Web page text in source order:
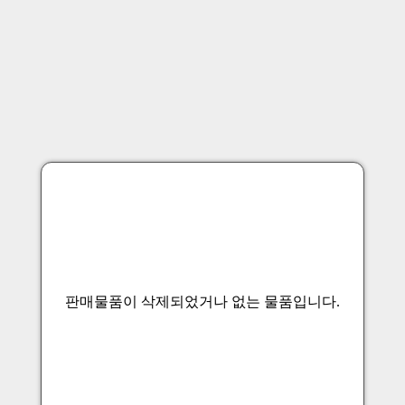
판매물품이 삭제되었거나 없는 물품입니다.